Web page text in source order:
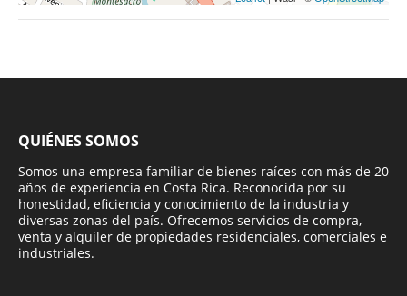
QUIÉNES SOMOS
Somos una empresa familiar de bienes raíces con más de 20
años de experiencia en Costa Rica. Reconocida por su
honestidad, eficiencia y conocimiento de la industria y
diversas zonas del país. Ofrecemos servicios de compra,
venta y alquiler de propiedades residenciales, comerciales e
industriales.